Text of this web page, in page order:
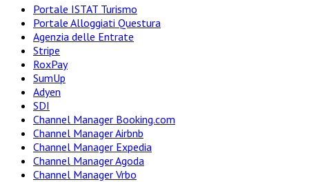
Portale ISTAT Turismo
Portale Alloggiati Questura
Agenzia delle Entrate
Stripe
RoxPay
SumUp
Adyen
SDI
Channel Manager Booking.com
Channel Manager Airbnb
Channel Manager Expedia
Channel Manager Agoda
Channel Manager Vrbo